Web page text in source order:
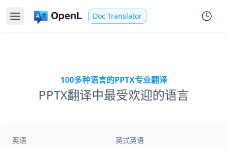
Doc Translator
100多种语言的PPTX专业翻译
PPTX翻译中最受欢迎的语言
英语
英式英语